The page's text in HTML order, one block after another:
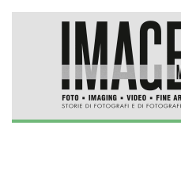
Skip to main content